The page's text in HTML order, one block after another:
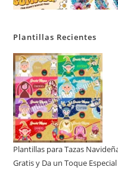
Plantillas Recientes
Plantillas para Tazas
Gratis y Da un Toque